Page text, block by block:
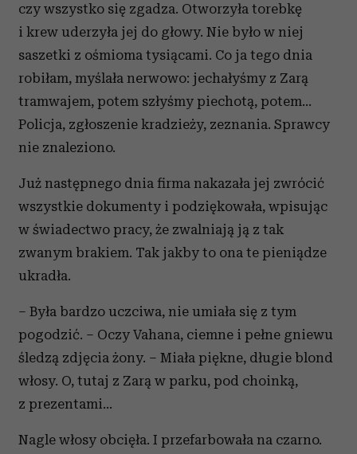
czy wszystko się zgadza. Otworzyła torebkę
i krew uderzyła jej do głowy. Nie było w niej
saszetki z ośmioma tysiącami. Co ja tego dnia
robiłam, myślała nerwowo: jechałyśmy z Zarą
tramwajem, potem szłyśmy piechotą, potem...
Policja, zgłoszenie kradzieży, zeznania. Sprawcy
nie znaleziono.
Już następnego dnia firma nakazała jej zwrócić
wszystkie dokumenty i podziękowała, wpisując
w świadectwo pracy, że zwalniają ją z tak
zwanym brakiem. Tak jakby to ona te pieniądze
ukradła.
– Była bardzo uczciwa, nie umiała się z tym
pogodzić. – Oczy Vahana, ciemne i pełne gniewu
śledzą zdjęcia żony. – Miała piękne, długie blond
włosy. O, tutaj z Zarą w parku, pod choinką,
z prezentami...
Nagle włosy obcięła. I przefarbowała na czarno.